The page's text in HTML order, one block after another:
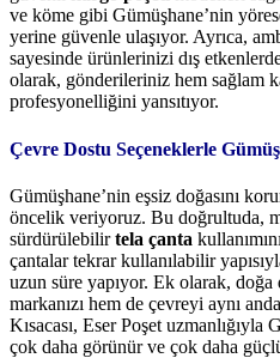
ve köme gibi Gümüşhane’nin
yerine güvenle ulaşıyor. Ayrıca,
sayesinde ürünlerinizi dış
olarak, gönderileriniz hem sağlam
profesyonelliğini yansıtıyor.
Çevre Dostu Seçeneklerle
Gümüşhane’nin eşsiz doğasını
öncelik veriyoruz. Bu doğrultuda,
sürdürülebilirtela çanta
çantalar tekrar kullanılabilir
uzun süre yapıyor. Ek olarak, doğa
markanızı hem de çevreyi aynı
Kısacası, Eser Poşet uzmanlığıyla
çok daha görünür ve çok daha